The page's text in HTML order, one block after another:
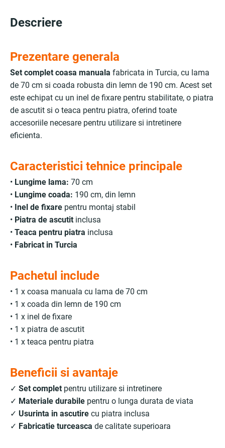
Descriere
Prezentare generala
Set complet coasa manuala fabricata in Turcia, cu lama
de 70 cm si coada robusta din lemn de 190 cm. Acest set
este echipat cu un inel de fixare pentru stabilitate, o piatra
de ascutit si o teaca pentru piatra, oferind toate
accesoriile necesare pentru utilizare si intretinere
eficienta.
Caracteristici tehnice principale
• Lungime lama: 70 cm
• Lungime coada: 190 cm, din lemn
• Inel de fixare pentru montaj stabil
• Piatra de ascutit inclusa
• Teaca pentru piatra inclusa
• Fabricat in Turcia
Pachetul include
• 1 x coasa manuala cu lama de 70 cm
• 1 x coada din lemn de 190 cm
• 1 x inel de fixare
• 1 x piatra de ascutit
• 1 x teaca pentru piatra
Beneficii si avantaje
✓ Set complet pentru utilizare si intretinere
✓ Materiale durabile pentru o lunga durata de viata
✓ Usurinta in ascutire cu piatra inclusa
✓ Fabricatie turceasca de calitate superioara